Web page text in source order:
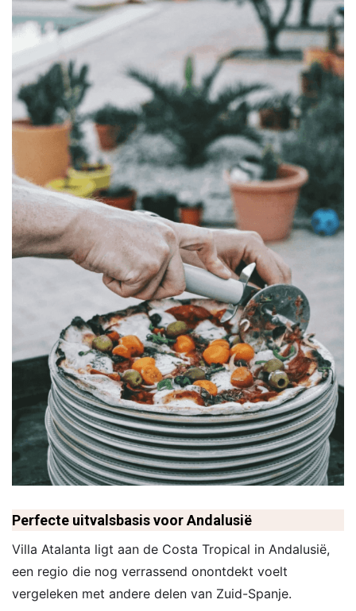
Perfecte uitvalsbasis voor Andalusië
Villa Atalanta ligt aan de Costa Tropical in Andalusië,
een regio die nog verrassend onontdekt voelt
vergeleken met andere delen van Zuid-Spanje.